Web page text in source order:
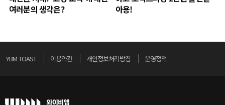
여러분의 생각은?
아용!
YBM TOAST 이용약관 개인정보처리방침 운영정책